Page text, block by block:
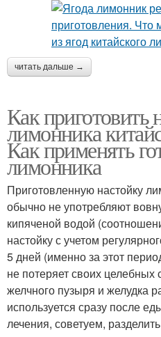
читать дальше →
Как приготовить
лимонника
Как применять
лимонника
Приготовленную настойку
обычно не употребляют
кипяченой водой
настойку с учетом
5 дней (именно за этот
не потеряет своих
желчного пузыря и желудка
используется сразу после
лечения, советуем,